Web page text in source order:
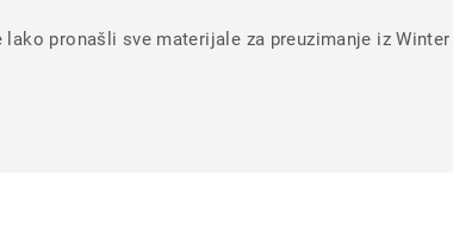
pronašli sve materijale za preuzimanje iz Winter